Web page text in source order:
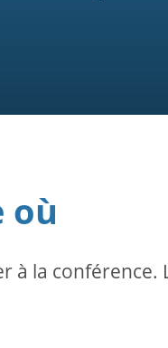
où
à la conférence.